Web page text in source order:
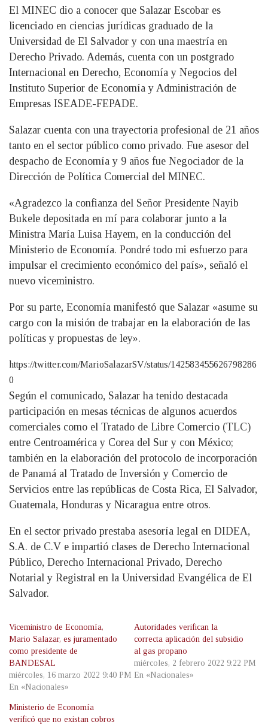
El MINEC dio a conocer que Salazar Escobar es
licenciado en ciencias jurídicas graduado de la
Universidad de El Salvador y con una maestría en
Derecho Privado. Además, cuenta con un postgrado
Internacional en Derecho, Economía y Negocios del
Instituto Superior de Economía y Administración de
Empresas ISEADE-FEPADE.
Salazar cuenta con una trayectoria profesional de 21 años
tanto en el sector público como privado. Fue asesor del
despacho de Economía y 9 años fue Negociador de la
Dirección de Política Comercial del MINEC.
«Agradezco la confianza del Señor Presidente Nayib
Bukele depositada en mí para colaborar junto a la
Ministra María Luisa Hayem, en la conducción del
Ministerio de Economía. Pondré todo mi esfuerzo para
impulsar el crecimiento económico del país», señaló el
nuevo viceministro.
Por su parte, Economía manifestó que Salazar «asume su
cargo con la misión de trabajar en la elaboración de las
políticas y propuestas de ley».
https://twitter.com/MarioSalazarSV/status/142583455626798286
0
Según el comunicado, Salazar ha tenido destacada
participación en mesas técnicas de algunos acuerdos
comerciales como el Tratado de Libre Comercio (TLC)
entre Centroamérica y Corea del Sur y con México;
también en la elaboración del protocolo de incorporación
de Panamá al Tratado de Inversión y Comercio de
Servicios entre las repúblicas de Costa Rica, El Salvador,
Guatemala, Honduras y Nicaragua entre otros.
En el sector privado prestaba asesoría legal en DIDEA,
S.A. de C.V e impartió clases de Derecho Internacional
Público, Derecho Internacional Privado, Derecho
Notarial y Registral en la Universidad Evangélica de El
Salvador.
Viceministro de Economía,
Mario Salazar, es juramentado
como presidente de
BANDESAL
miércoles, 16 marzo 2022 9:40 PM
En «Nacionales»
Autoridades verifican la
correcta aplicación del subsidio
al gas propano
miércoles, 2 febrero 2022 9:22 PM
En «Nacionales»
Ministerio de Economía
verificó que no existan cobros